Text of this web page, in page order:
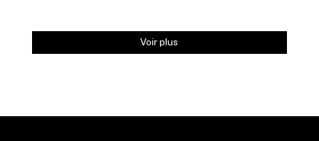
Voir plus